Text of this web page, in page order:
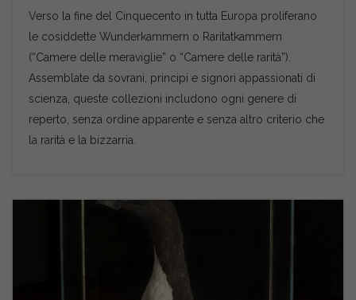
Verso la fine del Cinquecento in tutta Europa proliferano
le cosiddette Wunderkammern o Raritatkammern
(“Camere delle meraviglie” o “Camere delle rarità”).
Assemblate da sovrani, principi e signori appassionati di
scienza, queste collezioni includono ogni genere di
reperto, senza ordine apparente e senza altro criterio che
la rarità e la bizzarria.